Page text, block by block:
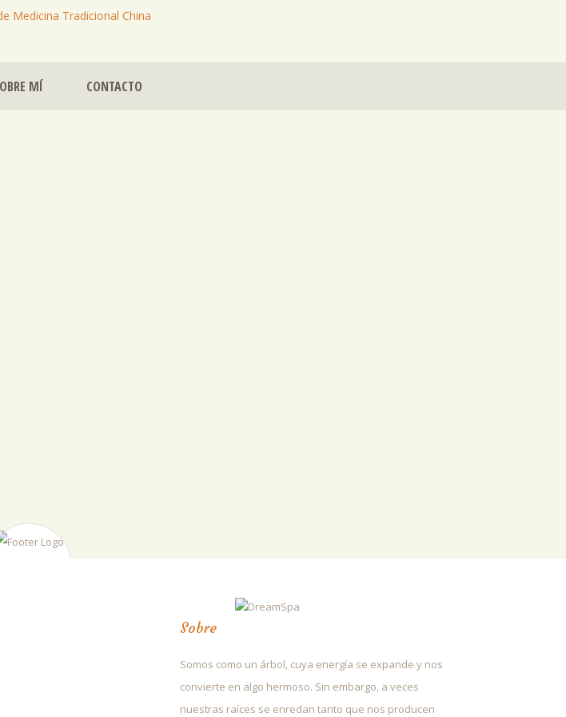
MÍ CONTACTO
Sobre
Somos como un árbol, cuya energía se expande y nos
convierte en algo hermoso. Sin embargo, a veces
nuestras raíces se enredan tanto que nos producen